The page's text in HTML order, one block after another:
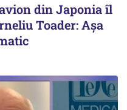
din Japonia îl
Toader: Așa